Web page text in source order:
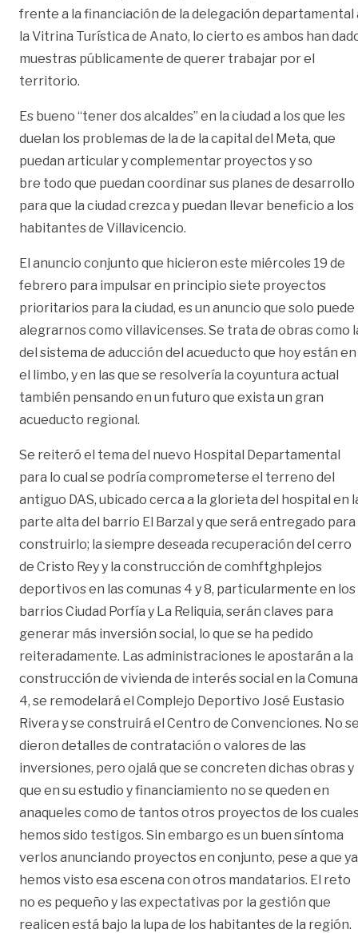
frente a la financiación de la delegación departamental
la Vitrina Turística de Anato, lo cierto es ambos han
muestras públicamente de querer trabajar por el
territorio.
Es bueno “tener dos alcaldes” en la ciudad a los que les
duelan los problemas de la de la capital del Meta, que
puedan articular y complementar proyectos y so
bre todo que puedan coordinar sus planes de desarrollo
para que la ciudad crezca y puedan llevar beneficio a los
habitantes de Villavicencio.
El anuncio conjunto que hicieron este miércoles 19 de
febrero para impulsar en principio siete proyectos
prioritarios para la ciudad, es un anuncio que solo puede
alegrarnos como villavicenses. Se trata de obras como
del sistema de aducción del acueducto que hoy están en
el limbo, y en las que se resolvería la coyuntura actual
también pensando en un futuro que exista un gran
acueducto regional.
Se reiteró el tema del nuevo Hospital Departamental
para lo cual se podría comprometerse el terreno del
antiguo DAS, ubicado cerca a la glorieta del hospital en
parte alta del barrio El Barzal y que será entregado para
construirlo; la siempre deseada recuperación del cerro
de Cristo Rey y la construcción de comhftghplejos
deportivos en las comunas 4 y 8, particularmente en los
barrios Ciudad Porfía y La Reliquia, serán claves para
generar más inversión social, lo que se ha pedido
reiteradamente. Las administraciones le apostarán a la
construcción de vivienda de interés social en la Comuna
4, se remodelará el Complejo Deportivo José Eustasio
Rivera y se construirá el Centro de Convenciones. No
dieron detalles de contratación o valores de las
inversiones, pero ojalá que se concreten dichas obras y
que en su estudio y financiamiento no se queden en
anaqueles como de tantos otros proyectos de los
hemos sido testigos. Sin embargo es un buen síntoma
verlos anunciando proyectos en conjunto, pese a que ya
hemos visto esa escena con otros mandatarios. El reto
no es pequeño y las expectativas por la gestión que
realicen está bajo la lupa de los habitantes de la región.